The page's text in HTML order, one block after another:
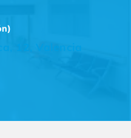
12, Valencia